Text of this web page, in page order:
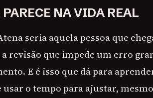
NA VIDA REAL
seria aquela pessoa que
revisão que impede um erro
E é isso que dá para
o tempo para ajustar,